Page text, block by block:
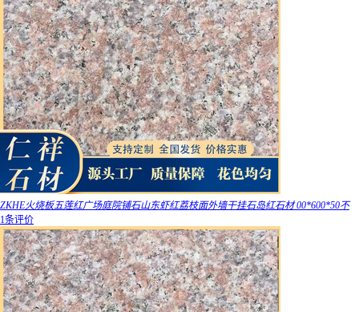
ZKHE火烧板五莲红广场庭院铺石山东虾红荔枝面外墙干挂石岛红石材 00*600*50不
1条评价